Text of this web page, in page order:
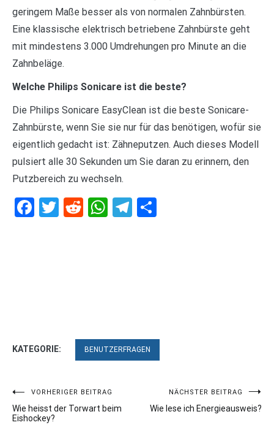
geringem Maße besser als von normalen Zahnbürsten.
Eine klassische elektrisch betriebene Zahnbürste geht
mit mindestens 3.000 Umdrehungen pro Minute an die
Zahnbeläge.
Welche Philips Sonicare ist die beste?
Die Philips Sonicare EasyClean ist die beste Sonicare-
Zahnbürste, wenn Sie sie nur für das benötigen, wofür sie
eigentlich gedacht ist: Zähneputzen. Auch dieses Modell
pulsiert alle 30 Sekunden um Sie daran zu erinnern, den
Putzbereich zu wechseln.
Facebook
Twitter
RedditWhatsApp
Telegram
KATEGORIE: BENUTZERFRAGEN
Beitragsnavigation
VORHERIGER BEITRAG
Wie heisst der Torwart beim
Eishockey?
NÄCHSTER BEITRAG
Wie lese ich Energieausweis?